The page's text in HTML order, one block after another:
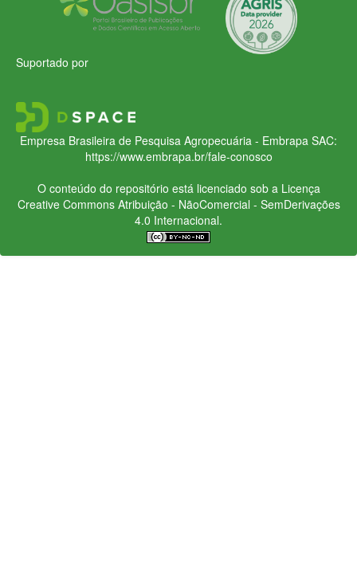
Suportado por
Empresa Brasileira de Pesquisa Agropecuária - Embrapa SAC:
https://www.embrapa.br/fale-conosco
O conteúdo do repositório está licenciado sob a Licença
Creative CommonsAtribuição - NãoComercial - SemDerivações
4.0 Internacional.